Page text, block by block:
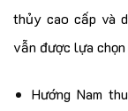
thủy cao cấp và
vẫn được lựa
Hướng Nam